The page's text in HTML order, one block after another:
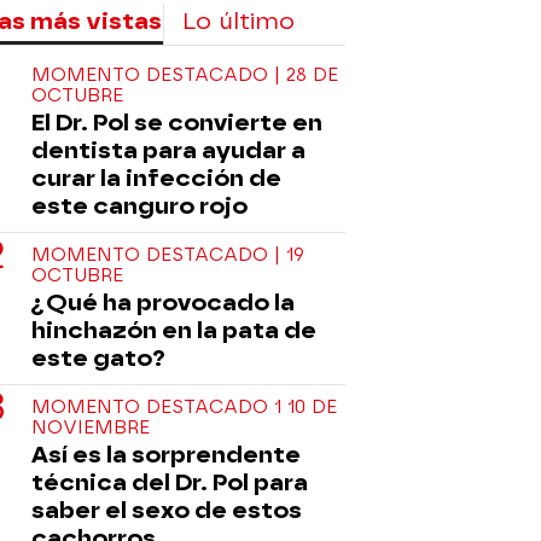
más vistas Lo último
MOMENTO DESTACADO | 28 DE
OCTUBRE
El Dr. Pol se convierte en
dentista para ayudar a
curar la infección de
este canguro rojo
MOMENTO DESTACADO | 19
OCTUBRE
¿Qué ha provocado la
hinchazón en la pata de
este gato?
MOMENTO DESTACADO 1 10 DE
NOVIEMBRE
Así es la sorprendente
técnica del Dr. Pol para
saber el sexo de estos